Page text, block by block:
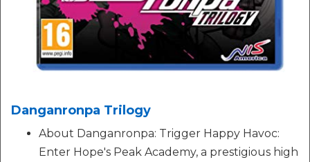
Danganronpa Trilogy
About Danganronpa: Trigger Happy Havoc:
Enter Hope's Peak Academy, a prestigious high